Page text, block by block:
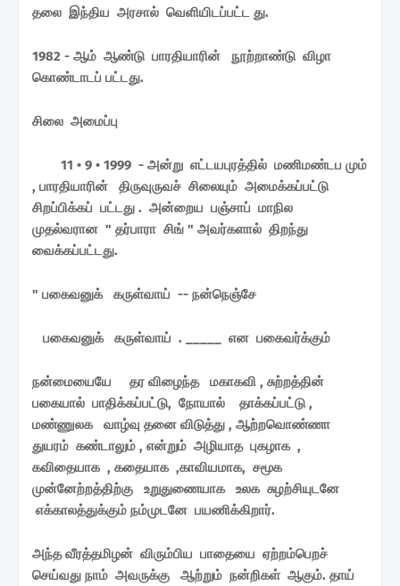
தலை இந்திய அரசால் வெளியிடப்பட்ட து.
1982 - ஆம் ஆண்டு பாரதியாரின் நூற்றாண்டு விழா
கொண்டாடப் பட்டது.
சிலை அமைப்பு
11 • 9 • 1999 - அன்று எட்டயபுரத்தில் மணிமண்டப மும்
, பாரதியாரின் திருவுருவச் சிலையும் அமைக்கப்பட்டு
சிறப்பிக்கப் பட்டது . அன்றைய பஞ்சாப் மாநில
முதல்வரான " தர்பாரா சிங் " அவர்களால் திறந்து
வைக்கப்பட்டது.
" பகைவனுக் கருள்வாய் -- நன்நெஞ்சே
பகைவனுக் கருள்வாய் . _____ என பகைவர்க்கும்
நன்மையையே தர விழைந்த மகாகவி , சுற்றத்தின்
பகையால் பாதிக்கப்பட்டு, நோயால் தாக்கப்பட்டு ,
மண்ணுலக வாழ்வு தனை விடுத்து , ஆற்றவொண்ணா
துயரம் கண்டாலும் , என்றும் அழியாத புகழாக ,
கவிதையாக , கதையாக ,காவியமாக, சமூக
முன்னேற்றத்திற்கு உறுதுணையாக உலக சுழற்சியுடனே
எக்காலத்துக்கும் நம்முடனே பயணிக்கிறார்.
அந்த வீரத்தமிழன் விரும்பிய பாதையை ஏற்றம்பெறச்
செய்வது நாம் அவருக்கு ஆற்றும் நன்றிகள் ஆகும். தாய்